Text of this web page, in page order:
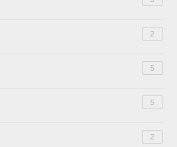
2
5
5
2